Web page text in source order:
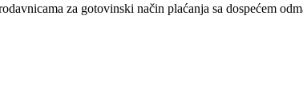
za gotovinski način plaćanja sa dospećem